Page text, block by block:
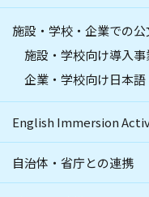
施設・学校・企業での公
施設・学校向け導入事
企業・学校向け日本語
English Immersion
自治体・省庁との連携